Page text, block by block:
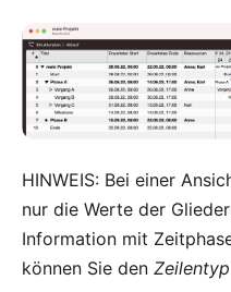
HINWEIS: Bei einer
nur die Werte der
Information mit
können Sie den Zeilentyp